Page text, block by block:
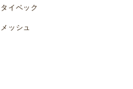
タイベック
メッシュ